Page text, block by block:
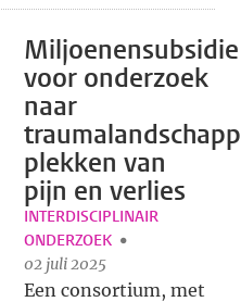
Miljoenensubsidie
voor onderzoek
naar
plekken van
pijn en verlies
INTERDISCIPLINAIR
ONDERZOEK
02 juli 2025
Een consortium, met